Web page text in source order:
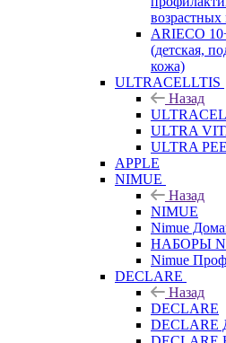
ARIECO
(детская,
кожа)
ULTRACELLTIS
Назад
ULTRA
ULTRA
APPLE
NIMUE
Назад
NIMUE
Nimue
НАБОРЫ
Nimue
DECLARE
Назад
DECLARE
DECLARE